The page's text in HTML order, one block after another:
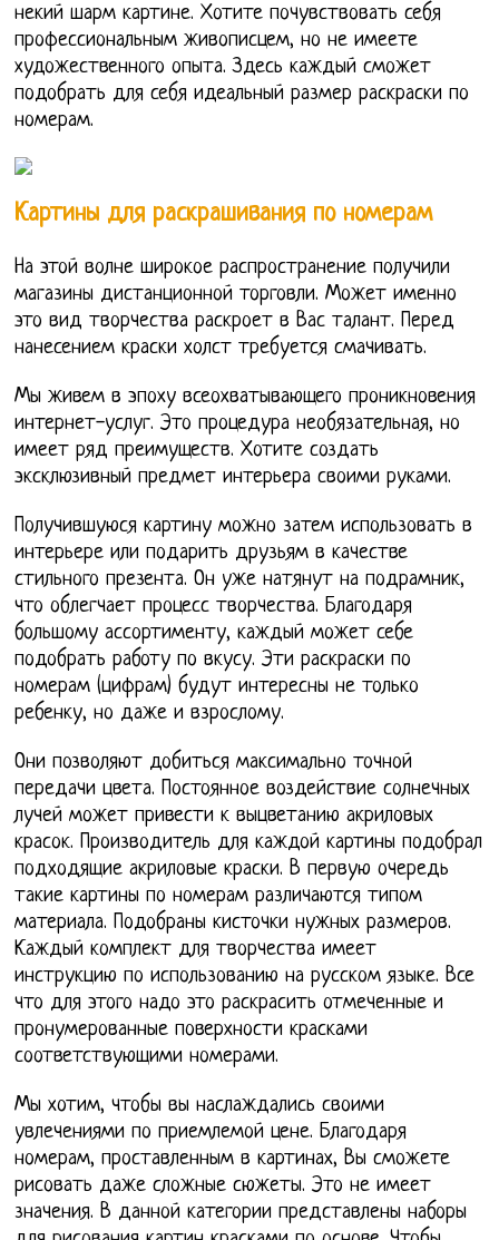
некий шарм картине. Хотите почувствовать себя
профессиональным живописцем, но не имеете
художественного опыта. Здесь каждый сможет
подобрать для себя идеальный размер раскраски по
номерам.
Картины для раскрашивания по номерам
На этой волне широкое распространение получили
магазины дистанционной торговли. Может именно
это вид творчества раскроет в Вас талант. Перед
нанесением краски холст требуется смачивать.
Мы живем в эпоху всеохватывающего проникновения
интернет-услуг. Это процедура необязательная, но
имеет ряд преимуществ. Хотите создать
эксклюзивный предмет интерьера своими руками.
Получившуюся картину можно затем использовать в
интерьере или подарить друзьям в качестве
стильного презента. Он уже натянут на подрамник,
что облегчает процесс творчества. Благодаря
большому ассортименту, каждый может себе
подобрать работу по вкусу. Эти раскраски по
номерам (цифрам) будут интересны не только
ребенку, но даже и взрослому.
Они позволяют добиться максимально точной
передачи цвета. Постоянное воздействие солнечных
лучей может привести к выцветанию акриловых
красок. Производитель для каждой картины подобрал
подходящие акриловые краски. В первую очередь
такие картины по номерам различаются типом
материала. Подобраны кисточки нужных размеров.
Каждый комплект для творчества имеет
инструкцию по использованию на русском языке. Все
что для этого надо это раскрасить отмеченные и
пронумерованные поверхности красками
соответствующими номерами.
Мы хотим, чтобы вы наслаждались своими
увлечениями по приемлемой цене. Благодаря
номерам, проставленным в картинах, Вы сможете
рисовать даже сложные сюжеты. Это не имеет
значения. В данной категории представлены наборы